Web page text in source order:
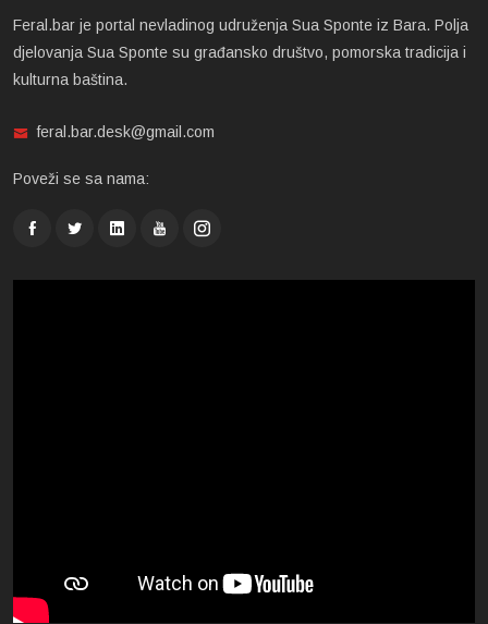
Feral.bar je portal nevladinog udruženja Sua Sponte iz Bara. Polja
djelovanja Sua Sponte su građansko društvo, pomorska tradicija i
kulturna baština.
feral.bar.desk@gmail.com
Poveži se sa nama: